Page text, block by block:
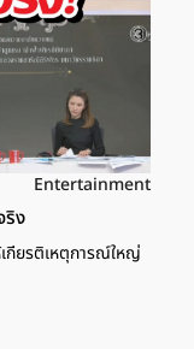
Entertainment
ริง
กียรติเหตุการณ์ใหญ่